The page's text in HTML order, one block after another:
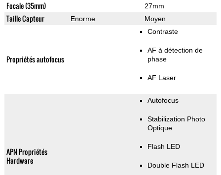
Focale (35mm) 27mm
Taille Capteur Enorme Moyen
Propriétés autofocus
Contraste
AF à détection de
phase
AF Laser
APN Propriétés
Hardware
Autofocus
Stabilization Photo
Optique
Flash LED
Double Flash LED